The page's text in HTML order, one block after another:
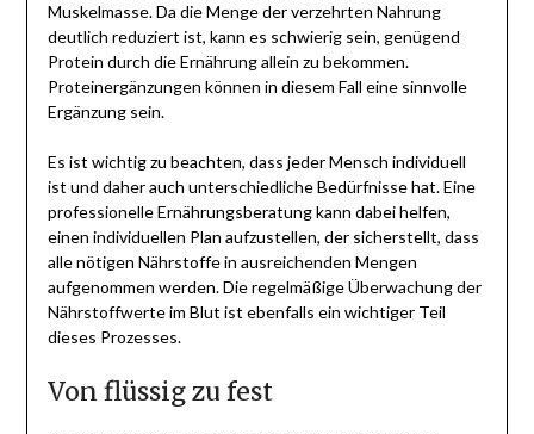
Muskelmasse. Da die Menge der verzehrten Nahrung
deutlich reduziert ist, kann es schwierig sein, genügend
Protein durch die Ernährung allein zu bekommen.
Proteinergänzungen können in diesem Fall eine sinnvolle
Ergänzung sein.
Es ist wichtig zu beachten, dass jeder Mensch individuell
ist und daher auch unterschiedliche Bedürfnisse hat. Eine
professionelle Ernährungsberatung kann dabei helfen,
einen individuellen Plan aufzustellen, der sicherstellt, dass
alle nötigen Nährstoffe in ausreichenden Mengen
aufgenommen werden. Die regelmäßige Überwachung der
Nährstoffwerte im Blut ist ebenfalls ein wichtiger Teil
dieses Prozesses.
Von flüssig zu fest